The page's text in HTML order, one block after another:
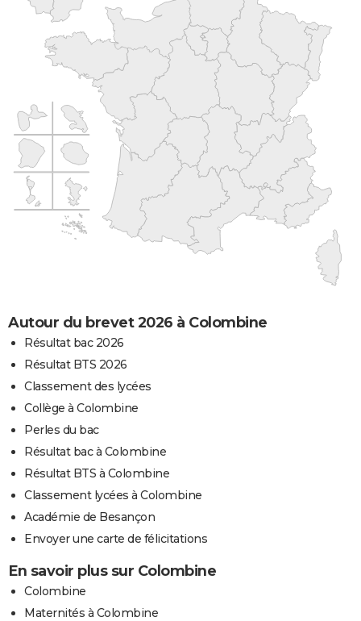
Autour du brevet 2026 à Colombine
Résultat bac 2026
Résultat BTS 2026
Classement des lycées
Collège à Colombine
Perles du bac
Résultat bac à Colombine
Résultat BTS à Colombine
Classement lycées à Colombine
Académie de Besançon
Envoyer une carte de félicitations
En savoir plus sur Colombine
Colombine
Maternités à Colombine